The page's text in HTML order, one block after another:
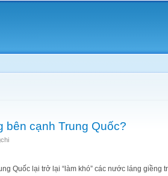
bên cạnh Trung Quốc?
Quốc lại trở lại “làm khó” các nước láng